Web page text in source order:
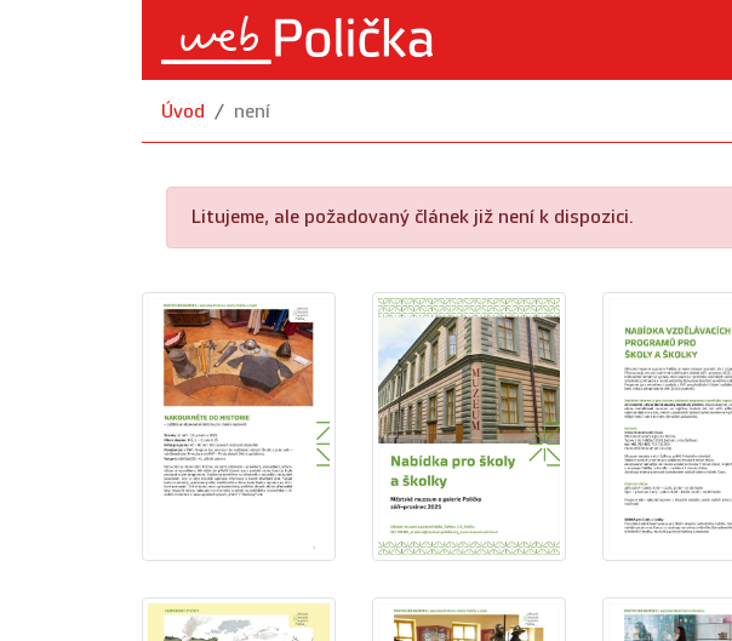
Úvod není
Litujeme, ale požadovaný článek již není k dispozici.